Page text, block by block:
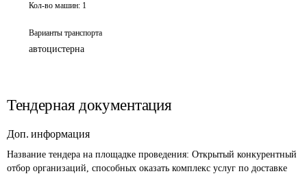
Кол-во машин: 1
Варианты транспорта
автоцистерна
Тендерная документация
Доп. информация
Название тендера на площадке проведения: Открытый конкурентный
отбор организаций, способных оказать комплекс услуг по доставке